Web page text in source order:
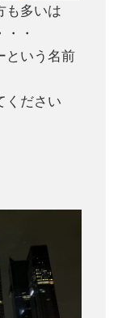
も多いは
・
という名前
ください